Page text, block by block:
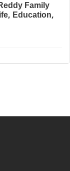
Family
Education,